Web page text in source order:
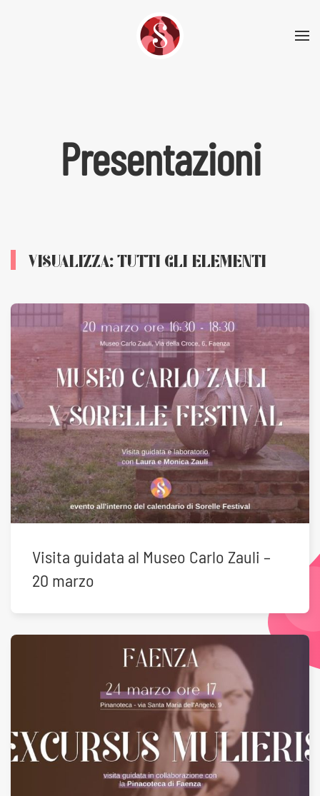
Skip to main content
Presentazioni
VISUALIZZA: TUTTI GLI ELEMENTI
Visita guidata al Museo Carlo Zauli –
20 marzo